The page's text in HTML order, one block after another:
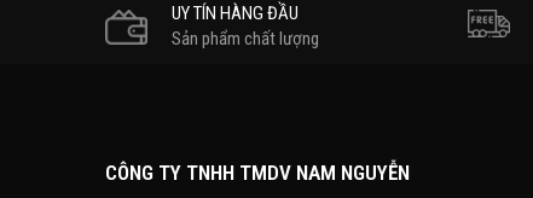
UY TÍN HÀNG ĐẦU
Sản phẩm chất lượng
CÔNG TY TNHH TMDV NAM NGUYỄN